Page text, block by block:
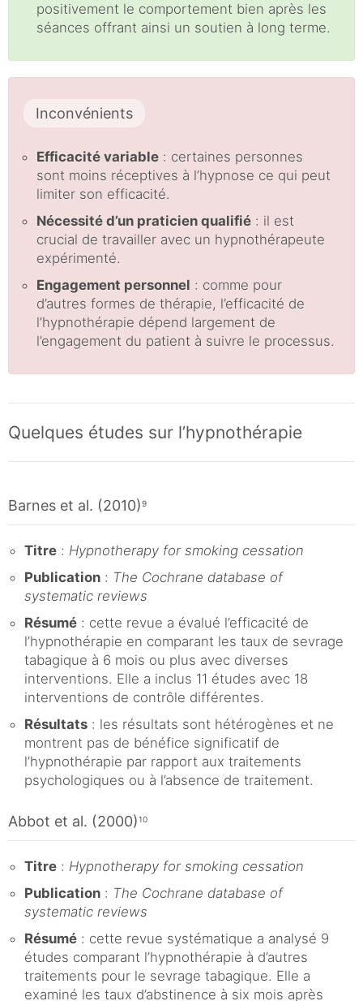
positivement le comportement bien après les
séances offrant ainsi un soutien à long terme.
Inconvénients
Efficacité variable : certaines personnes
sont moins réceptives à l’hypnose ce qui peut
limiter son efficacité.
Nécessité d’un praticien qualifié : il est
crucial de travailler avec un hypnothérapeute
expérimenté.
Engagement personnel : comme pour
d’autres formes de thérapie, l’efficacité de
l’hypnothérapie dépend largement de
l’engagement du patient à suivre le processus.
Quelques études sur l’hypnothérapie
Barnes et al. (2010)9
Titre : Hypnotherapy for smoking cessation
Publication : The Cochrane database of
systematic reviews
Résumé : cette revue a évalué l’efficacité de
l’hypnothérapie en comparant les taux de sevrage
tabagique à 6 mois ou plus avec diverses
interventions. Elle a inclus 11 études avec 18
interventions de contrôle différentes.
Résultats : les résultats sont hétérogènes et ne
montrent pas de bénéfice significatif de
l’hypnothérapie par rapport aux traitements
psychologiques ou à l’absence de traitement.
Abbot et al. (2000)10
Titre : Hypnotherapy for smoking cessation
Publication : The Cochrane database of
systematic reviews
Résumé : cette revue systématique a analysé 9
études comparant l’hypnothérapie à d’autres
traitements pour le sevrage tabagique. Elle a
examiné les taux d’abstinence à six mois après